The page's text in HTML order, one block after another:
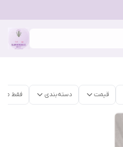
قیمت دسته‌بندی فقط